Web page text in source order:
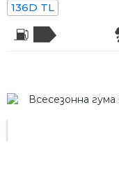
136D TL